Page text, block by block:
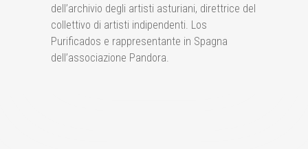
dell’archivio degli artisti asturiani, direttrice del
collettivo di artisti indipendenti. Los
Purificados e rappresentante in Spagna
dell’associazione Pandora.